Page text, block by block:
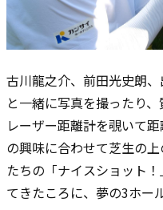
古川龍之介、前田光史朗
と一緒に写真を撮ったり
レーザー距離計を覗いて
の興味に合わせて芝生の
たちの「ナイスショット
てきたころに、夢の3ホー